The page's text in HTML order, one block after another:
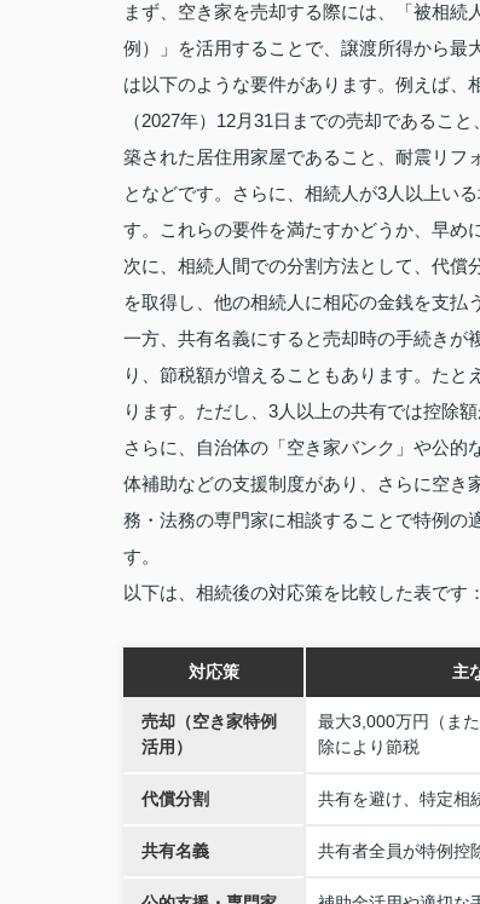
まず、空き家を売却する際には、「被相
例）」を活用することで、譲渡所得から最
は以下のような要件があります。例えば、
（2027年）12月31日までの売却であるこ
築された居住用家屋であること、耐震リフ
となどです。さらに、相続人が3人以上い
す。これらの要件を満たすかどうか、早め
次に、相続人間での分割方法として、代
を取得し、他の相続人に相応の金銭を支
一方、共有名義にすると売却時の手続きが
り、節税額が増えることもあります。たと
ります。ただし、3人以上の共有では控除
さらに、自治体の「空き家バンク」や公
体補助などの支援制度があり、さらに空き
務・法務の専門家に相談することで特例の
す。
以下は、相続後の対応策を比較した表です：
対応策 主
売却（空き家特例
活用）
最大3,000万円（ま
除により節税
代償分割 共有を避け、特定相
共有名義 共有者全員が特例控